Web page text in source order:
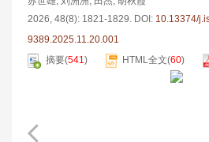
2026, 48(8): 1821-1829. DOI: 10.13374/
9389.2025.11.20.001
摘要(541) HTML全文(60)